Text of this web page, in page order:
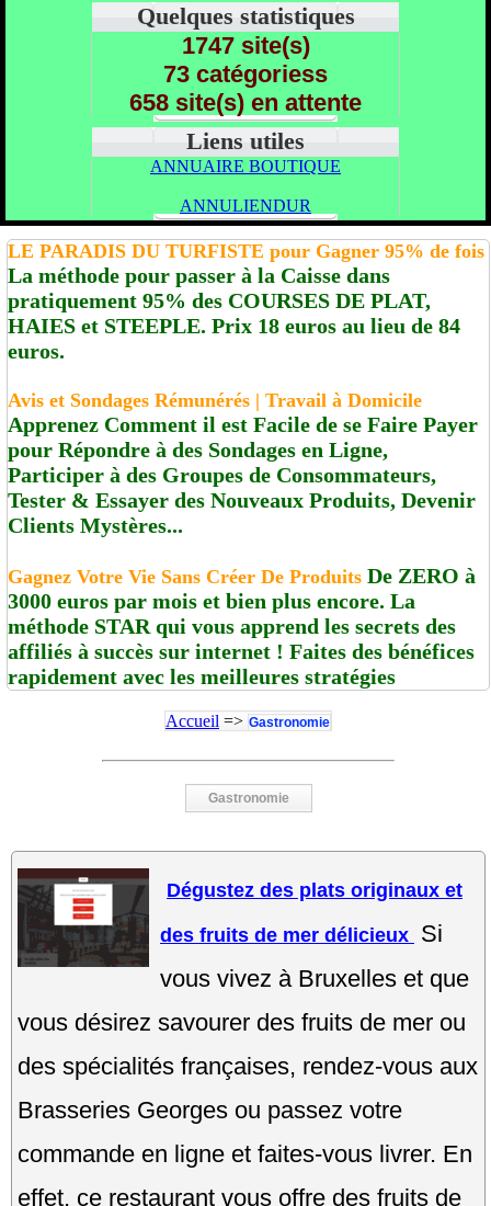
Quelques statistiques
1747 site(s)
73 catégoriess
658 site(s) en attente
Liens utiles
ANNUAIRE BOUTIQUE
ANNULIENDUR
LE PARADIS DU TURFISTE pour Gagner 95% de fois
La méthode pour passer à la Caisse dans
pratiquement 95% des COURSES DE PLAT,
HAIES et STEEPLE. Prix 18 euros au lieu de 84
euros.
Avis et Sondages Rémunérés | Travail à Domicile
Apprenez Comment il est Facile de se Faire Payer
pour Répondre à des Sondages en Ligne,
Participer à des Groupes de Consommateurs,
Tester & Essayer des Nouveaux Produits, Devenir
Clients Mystères...
Gagnez Votre Vie Sans Créer De Produits De ZERO à
3000 euros par mois et bien plus encore. La
méthode STAR qui vous apprend les secrets des
affiliés à succès sur internet ! Faites des bénéfices
rapidement avec les meilleures stratégies
Accueil => Gastronomie
Gastronomie
Dégustez des plats originaux et
des fruits de mer délicieux Si
vous vivez à Bruxelles et que
vous désirez savourer des fruits de mer ou
des spécialités françaises, rendez-vous aux
Brasseries Georges ou passez votre
commande en ligne et faites-vous livrer. En
effet, ce restaurant vous offre des fruits de